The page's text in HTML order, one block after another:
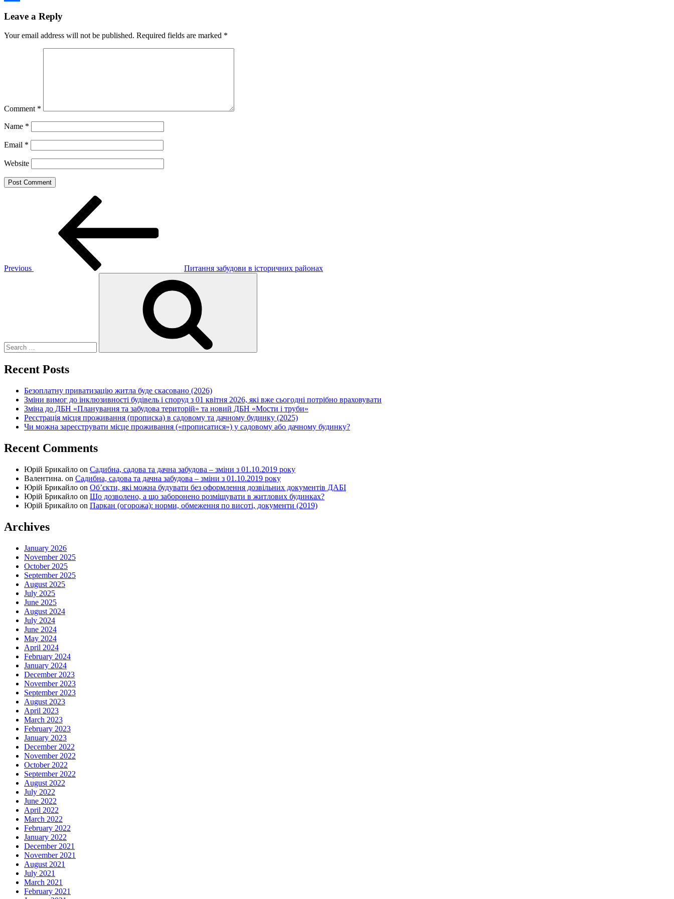
Leave a Reply
Your email address will not be published. Required fields are marked *
Comment *
Name *
Email *
Website
Previous
Питання забудови в історичних районах
Recent Posts
Безоплатну приватизацію житла буде скасовано (2026)
Зміни вимог до інклюзивності будівель і споруд з 01 квітня 2026, які вже сьогодні потрібно враховувати
Зміна до ДБН «Планування та забудова територій» та новий ДБН «Мости і труби»
Реєстрація місця проживання (прописка) в садовому та дачному будинку (2025)
Чи можна зареєструвати місце проживання («прописатися») у садовому або дачному будинку?
Recent Comments
Юрій Брикайло on Садибна, садова та дачна забудова – зміни з 01.10.2019 року
Валентина. on Садибна, садова та дачна забудова – зміни з 01.10.2019 року
Юрій Брикайло on Об’єкти, які можна будувати без оформлення дозвільних документів ДАБІ
Юрій Брикайло on Що дозволено, а що заборонено розміщувати в житлових будинках?
Юрій Брикайло on Паркан (огорожа): норми, обмеження по висоті, документи (2019)
Archives
January 2026
November 2025
October 2025
September 2025
August 2025
July 2025
June 2025
August 2024
July 2024
June 2024
May 2024
April 2024
February 2024
January 2024
December 2023
November 2023
September 2023
August 2023
April 2023
March 2023
February 2023
January 2023
December 2022
November 2022
October 2022
September 2022
August 2022
July 2022
June 2022
April 2022
March 2022
February 2022
January 2022
December 2021
November 2021
August 2021
July 2021
March 2021
February 2021